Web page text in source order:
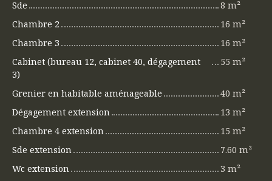
Sde
8 m²
Chambre 2
16 m²
Chambre 3
16 m²
Cabinet (bureau 12, cabinet 40, dégagement
3)
55 m²
Grenier en habitable aménageable
40 m²
Dégagement extension
13 m²
Chambre 4 extension
15 m²
Sde extension
7.60 m²
Wc extension
3 m²